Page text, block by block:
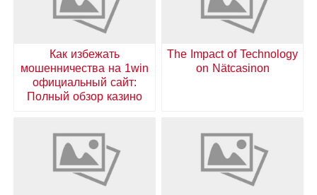
The Impact of Technology
on Nätcasinon
Как избежать
мошенничества на 1win
официальный сайт:
Полный обзор казино